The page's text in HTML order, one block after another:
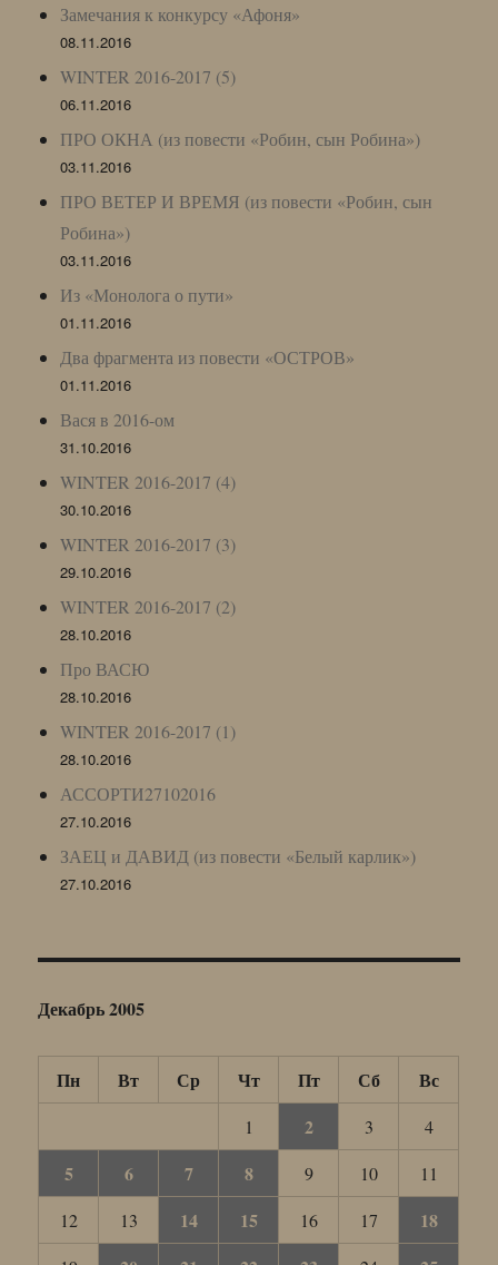
Замечания к конкурсу «Афоня»
08.11.2016
WINTER 2016-2017 (5)
06.11.2016
ПРО ОКНА (из повести «Робин, сын Робина»)
03.11.2016
ПРО ВЕТЕР И ВРЕМЯ (из повести «Робин, сын
Робина»)
03.11.2016
Из «Монолога о пути»
01.11.2016
Два фрагмента из повести «ОСТРОВ»
01.11.2016
Вася в 2016-ом
31.10.2016
WINTER 2016-2017 (4)
30.10.2016
WINTER 2016-2017 (3)
29.10.2016
WINTER 2016-2017 (2)
28.10.2016
Про ВАСЮ
28.10.2016
WINTER 2016-2017 (1)
28.10.2016
АССОРТИ27102016
27.10.2016
ЗАЕЦ и ДАВИД (из повести «Белый карлик»)
27.10.2016
Декабрь 2005
Пн Вт Ср Чт Пт Сб Вс
1 2 3 4
5 6 7 8 9 10
11
12
13 14 15 16 17 18